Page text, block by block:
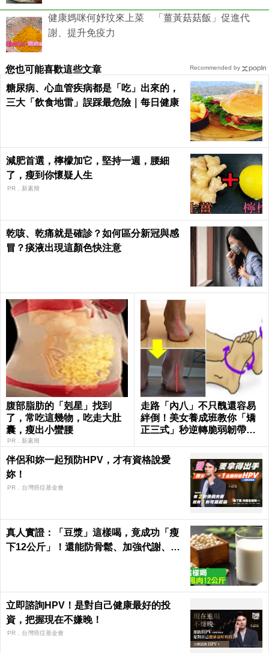
健康媽咪何妤玟來上菜 「薑黃菇菇飯」促進代
謝、提升免疫力
您也可能喜歡這些文章
糖尿病、心血管疾病都是「吃」出來的，
三大「飲食地雷」誤踩最危險｜每日健康
減肥首選，檸檬加它，堅持一週，腰細
了，瘦到你懷疑人生
PR．新素簡
乾咳、乾痛就是確診？如何區分新冠與感
冒？痰液出現這顏色快注意
腹部脂肪的「剋星」找到
了，常吃這幾物，吃走大肚
囊，瘦出小蠻腰
PR．新素簡
走路「內八」不只醜還容易
絆倒！美女養成班教你「矯
正三式」秒逆轉脆弱韌帶肌
伴侶和妳一起預防HPV，才有資格說愛
妳！
PR．台灣癌症基金會
真人實證：「豆漿」這樣喝，竟成功「瘦
下12公斤」！還能防骨鬆、加強代謝、平
立即諮詢HPV！是對自己健康最好的投
資，把握現在不嫌晚！
PR．台灣癌症基金會
Recommended by